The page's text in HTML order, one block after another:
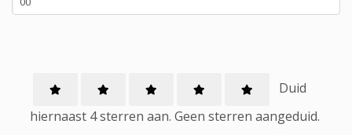
Duid
hiernaast 4 sterren aan. Geen sterren aangeduid.